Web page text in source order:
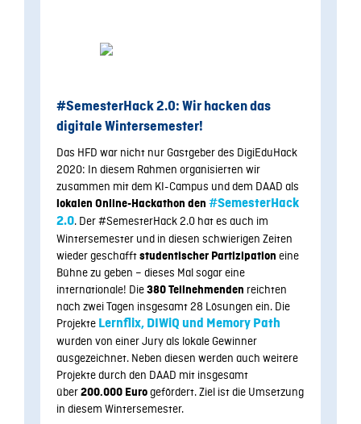
#SemesterHack 2.0: Wir hackendas
digitale Wintersemester!
Das HFD war nicht nur Gastgeber des DigiEduHack
2020: In diesem Rahmen organisierten wir
zusammen mit dem KI-Campus und dem DAAD als
lokalen Online-Hackathon den #SemesterHack
2.0. Der #SemesterHack 2.0 hat es auch im
Wintersemester und in diesen schwierigen Zeiten
wieder geschafft studentischer Partizipation eine
Bühne zu geben – dieses Mal sogar eine
internationale! Die 380 Teilnehmenden reichten
nach zweiTagen insgesamt 28 Lösungen ein. Die
Projekte Lernflix, DIWiQ und Memory Path
wurden von einer Jury als lokale Gewinner
ausgezeichnet. Neben diesen werden auch weitere
Projekte durch den DAAD mit insgesamt
über 200.000 Euro gefördert. Ziel ist die Umsetzung
in diesem Wintersemester.